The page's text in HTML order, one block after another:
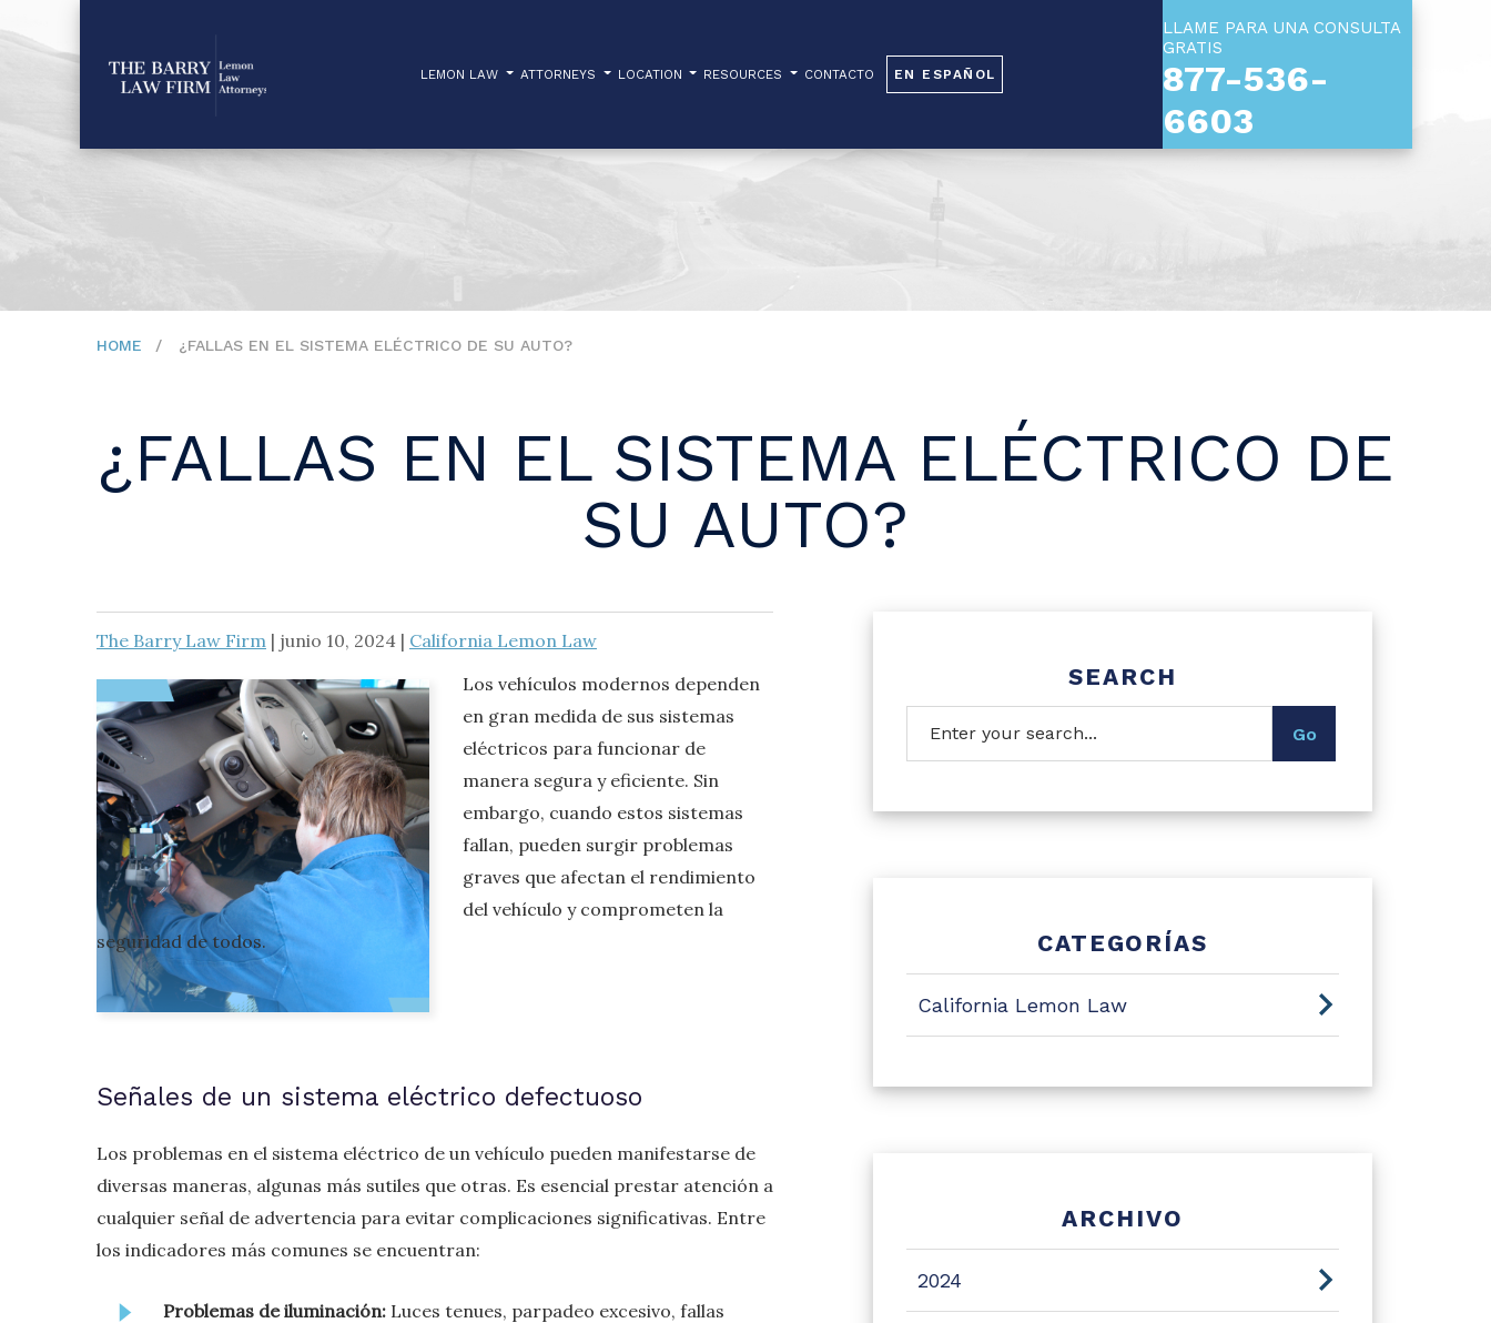
LEMON LAW ATTORNEYS LOCATION RESOURCES CONTACTO EN ESPAÑOL
LLAME PARA UNA CONSULTA
GRATIS
877-536-
6603
HOME ¿FALLAS EN EL SISTEMA ELÉCTRICO DE SU AUTO?
¿FALLAS EN EL SISTEMA ELÉCTRICO DE
SU AUTO?
The Barry Law Firm | junio 10, 2024 | California Lemon Law
Los vehículos modernos dependen
en gran medida de sus sistemas
eléctricos para funcionar de
manera segura y eficiente. Sin
embargo, cuando estos sistemas
fallan, pueden surgir problemas
graves que afectan el rendimiento
del vehículo y comprometen la
seguridad de todos.
Señales de un sistema eléctrico defectuoso
Los problemas en el sistema eléctrico de un vehículo pueden manifestarse de
diversas maneras, algunas más sutiles que otras. Es esencial prestar atención a
cualquier señal de advertencia para evitar complicaciones significativas. Entre
los indicadores más comunes se encuentran:
Problemas de iluminación: Luces tenues, parpadeo excesivo, fallas
SEARCH
CATEGORÍAS
California Lemon Law
ARCHIVO
2024